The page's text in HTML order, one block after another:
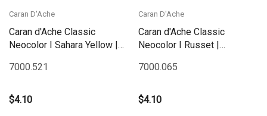
Caran D'Ache
Caran d'Ache Classic
Neocolor I Sahara Yellow |
7000.521
$4.10
Caran D'Ache
Caran d'Ache Classic
Neocolor I Russet |
7000.065
$4.10